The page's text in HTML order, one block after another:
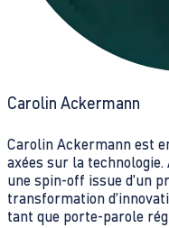
Carolin Ackermann
Carolin Ackermann est
axées sur la
une spin-off issue d’un
transformation
tant que porte-parole